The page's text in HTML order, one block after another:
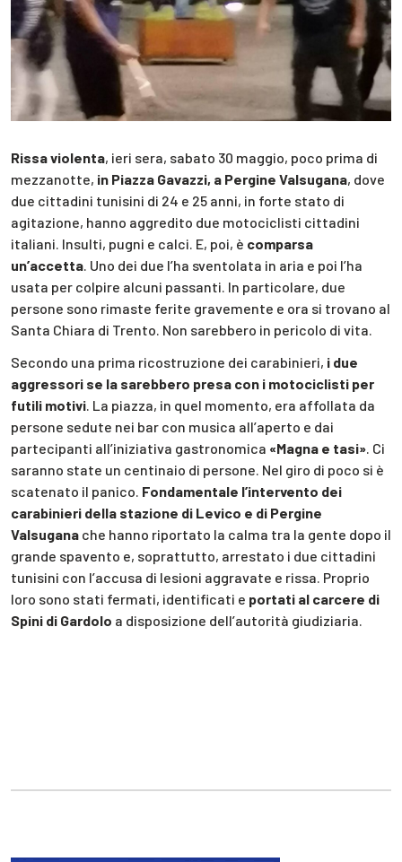
Rissa violenta, ieri sera, sabato 30 maggio, poco prima di
mezzanotte, in Piazza Gavazzi, a Pergine Valsugana, dove
due cittadini tunisini di 24 e 25 anni, in forte stato di
agitazione, hanno aggredito due motociclisti cittadini
italiani. Insulti, pugni e calci. E, poi, è comparsa
un’accetta . Uno dei due l’ha sventolata in aria e poi l’ha
usata per colpire alcuni passanti. In particolare, due
persone sono rimaste ferite gravemente e ora si trovano al
Santa Chiara di Trento. Non sarebbero in pericolo di vita.
Secondo una prima ricostruzione dei carabinieri, i due
aggressori se la sarebbero presa con i motociclisti per
futili motivi. La piazza, in quel momento, era affollata da
persone sedute nei bar con musica all’aperto e dai
partecipanti all’iniziativa gastronomica «Magna e tasi». Ci
saranno state un centinaio di persone. Nel giro di poco si è
scatenato il panico. Fondamentale l’intervento dei
carabinieri della stazione di Levico e di Pergine
Valsugana che hanno riportato la calma tra la gente dopo il
grande spavento e, soprattutto, arrestato i due cittadini
tunisini con l’accusa di lesioni aggravate e rissa. Proprio
loro sono stati fermati, identificati e portati al carcere di
Spini di Gardolo a disposizione dell’autorità giudiziaria.